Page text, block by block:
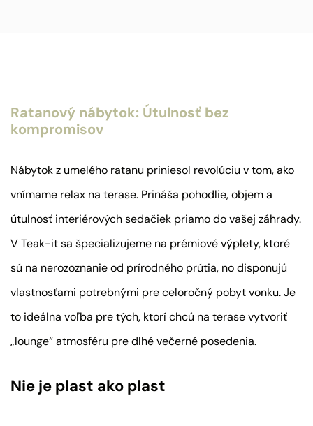
Ratanový nábytok: Útulnosť bez
kompromisov
Nábytok z umelého ratanu priniesol revolúciu v tom, ako
vnímame relax na terase. Prináša pohodlie, objem a
útulnosť interiérových sedačiek priamo do vašej záhrady.
V Teak-it sa špecializujeme na prémiové výplety, ktoré
sú na nerozoznanie od prírodného prútia, no disponujú
vlastnosťami potrebnými pre celoročný pobyt vonku. Je
to ideálna voľba pre tých, ktorí chcú na terase vytvoriť
„lounge“ atmosféru pre dlhé večerné posedenia.
Nie je plast ako plast